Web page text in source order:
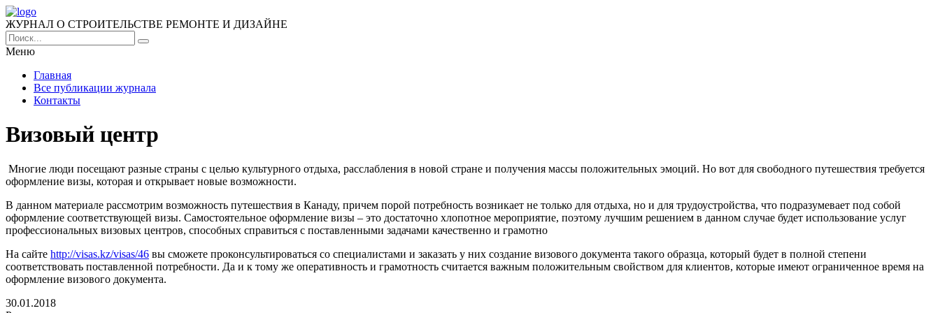
ЖУРНАЛ О СТРОИТЕЛЬСТВЕ РЕМОНТЕ И ДИЗАЙНЕ
Меню
Главная
Все публикации журнала
Контакты
Визовый центр
Многие люди посещают разные страны с целью культурного отдыха, расслабления в новой стране и получения массы положительных эмоций. Но вот для свободного путешествия требуется
оформление визы, которая и открывает новые возможности.
В данном материале рассмотрим возможность путешествия в Канаду, причем порой потребность возникает не только для отдыха, но и для трудоустройства, что подразумевает под собой
оформление соответствующей визы. Самостоятельное оформление визы – это достаточно хлопотное мероприятие, поэтому лучшим решением в данном случае будет использование услуг
профессиональных визовых центров, способных справиться с поставленными задачами качественно и грамотно
На сайте http://visas.kz/visas/46 вы сможете проконсультироваться со специалистами и заказать у них создание визового документа такого образца, который будет в полной степени
соответствовать поставленной потребности. Да и к тому же оперативность и грамотность считается важным положительным свойством для клиентов, которые имеют ограниченное время на
оформление визового документа.
30.01.2018